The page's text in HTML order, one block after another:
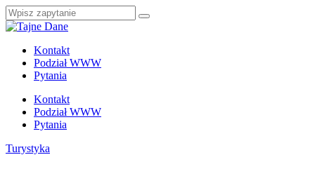
Kontakt
Podział WWW
Pytania
Kontakt
Podział WWW
Pytania
Turystyka